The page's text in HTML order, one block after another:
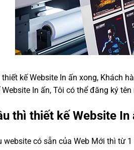
kế Website In ấn xong, Khách
In ấn, Tôi có thể đăng ký
thì thiết kế Website In
website có sẵn của Web Mới thì từ